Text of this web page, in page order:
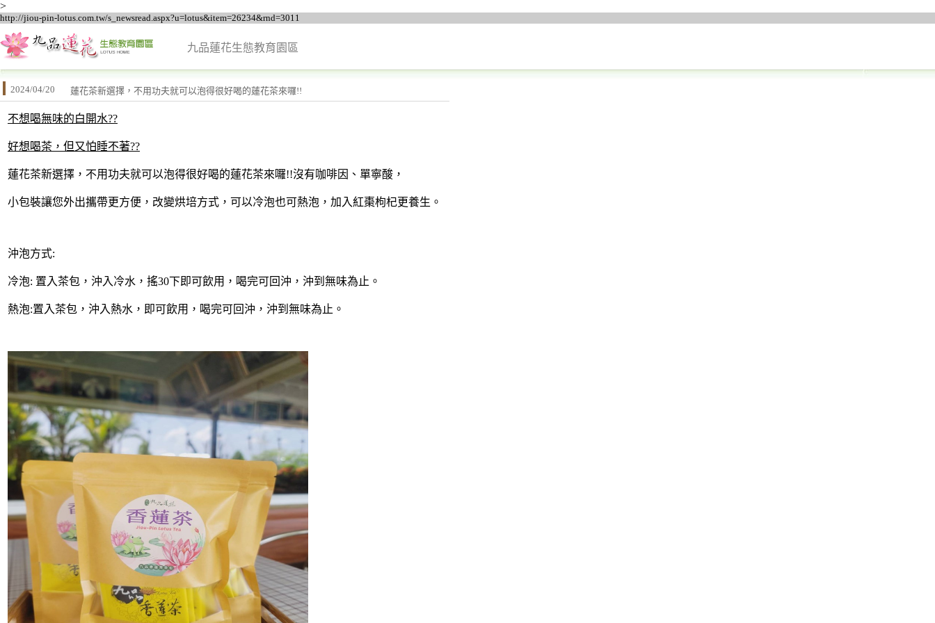
>
http://jiou-pin-lotus.com.tw/s_newsread.aspx?u=lotus&item=26234&rnd=3011
九品蓮花生態教育園區
2024/04/20 蓮花茶新選擇，不用功夫就可以泡得很好喝的蓮花茶來囉!!
不想喝無味的白開水??
好想喝茶，但又怕睡不著??
蓮花茶新選擇，不用功夫就可以泡得很好喝的蓮花茶來囉!!沒有咖啡因、單寧酸，
小包裝讓您外出攜帶更方便，改變烘培方式，可以冷泡也可熱泡，加入紅棗枸杞更養生。
沖泡方式:
冷泡: 置入茶包，沖入冷水，搖30下即可飲用，喝完可回沖，沖到無味為止。
熱泡:置入茶包，沖入熱水，即可飲用，喝完可回沖，沖到無味為止。